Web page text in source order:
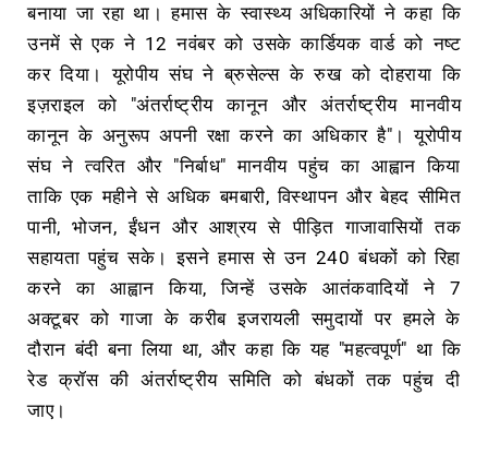
बनाया जा रहा था। हमास के स्वास्थ्य अधिकारियों ने कहा कि
उनमें से एक ने 12 नवंबर को उसके कार्डियक वार्ड को नष्ट
कर दिया। यूरोपीय संघ ने ब्रुसेल्स के रुख को दोहराया कि
इज़राइल को "अंतर्राष्ट्रीय कानून और अंतर्राष्ट्रीय मानवीय
कानून के अनुरूप अपनी रक्षा करने का अधिकार है"। यूरोपीय
संघ ने त्वरित और "निर्बाध" मानवीय पहुंच का आह्वान किया
ताकि एक महीने से अधिक बमबारी, विस्थापन और बेहद सीमित
पानी, भोजन, ईंधन और आश्रय से पीड़ित गाजावासियों तक
सहायता पहुंच सके। इसने हमास से उन 240 बंधकों को रिहा
करने का आह्वान किया, जिन्हें उसके आतंकवादियों ने 7
अक्टूबर को गाजा के करीब इजरायली समुदायों पर हमले के
दौरान बंदी बना लिया था, और कहा कि यह "महत्वपूर्ण" था कि
रेड क्रॉस की अंतर्राष्ट्रीय समिति को बंधकों तक पहुंच दी
जाए।